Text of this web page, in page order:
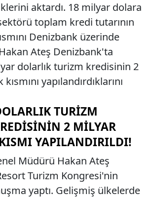
aktardı. 18 milyar dolara
toplam kredi tutarının
Denizbank üzerinde
Ateş Denizbank'ta
dolarlık turizm kredisinin 2
yapılandırdıklarını
TURIZM
2 MILYAR
YAPILANDIRILDI!
Müdürü Hakan Ateş
Turizm Kongresi'nin
yaptı. Gelişmiş ülkelerde